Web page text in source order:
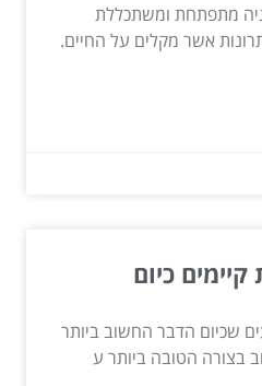
מתפתחת ומשתכללת
אשר מקלים על החיים.
קיימים כיום
שכיום הדבר החשוב ביותר
בצורה הטובה ביותר ע